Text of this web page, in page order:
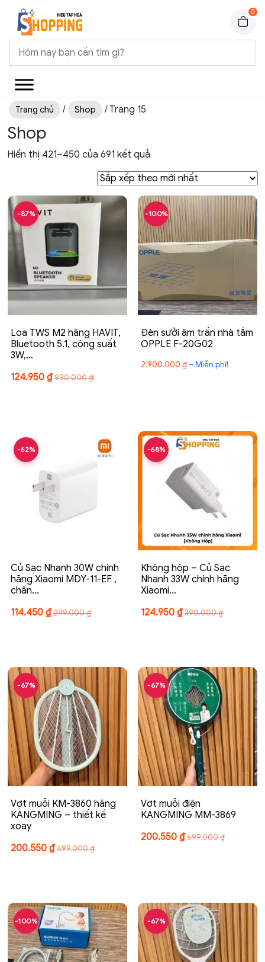
0
Trang chủ / Shop / Trang 15
Shop
Hiển thị 421–450 của 691 kết quả
-87%
Loa TWS M2 hãng HAVIT,
Bluetooth 5.1, công suất
3W,…
124.950 ₫990.000₫
-100%
Đèn sưởi âm trần nhà tắm
OPPLE F-20G02
2.900.000₫ –Miễn phí!
phí!
-62%
Củ Sạc Nhanh 30W chính
hãng Xiaomi MDY-11-EF ,
chân…
114.450 ₫299.000₫
-68%
Không hộp – Củ Sạc
Nhanh 33W chính hãng
Xiaomi…
124.950₫390.000₫
-67%
Vợt muỗi KM-3860 hãng
KANGMING – thiết kế
xoay
200.550 ₫599.000₫
-67%
Vợt muỗi điện
KANGMING MM-3869
200.550₫599.000₫
-100% -67%